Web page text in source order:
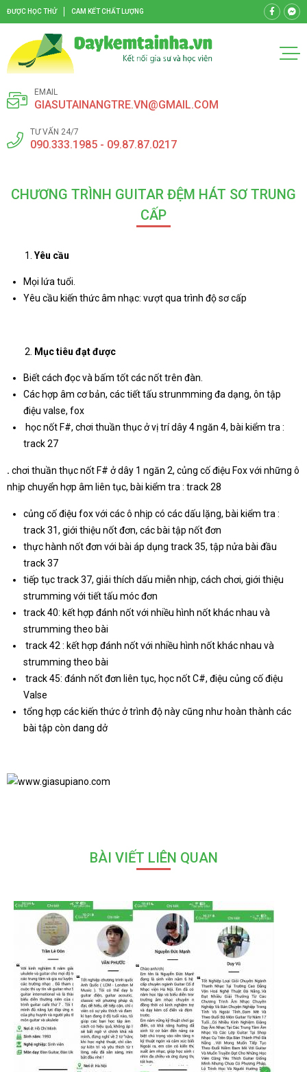
ĐƯỢC HỌC THỬ CAM KẾT CHẤT LƯỢNG
EMAIL
GIASUTAINANGTRE.VN@GMAIL.COM
TƯ VẤN 24/7
090.333.1985 - 09.87.87.0217
CHƯƠNG TRÌNH GUITAR ĐỆM HÁT SƠ TRUNG
CẤP
Yêu cầu
Mọi lứa tuổi.
Yêu cầu kiến thức âm nhạc: vượt qua trình độ sơ cấp
Mục tiêu đạt được
Biết cách đọc và bấm tốt các nốt trên đàn.
Các hợp âm cơ bản, các tiết tấu strunmming đa dạng, ôn tập
điệu valse, fox
học nốt F#, chơi thuần thục ở vị trí dây 4 ngăn 4, bài kiểm tra :
track 27
. chơi thuần thục nốt F# ở dây 1 ngăn 2, củng cố điệu Fox với những ô
nhịp chuyển hợp âm liên tục, bài kiểm tra : track 28
củng cố điệu fox với các ô nhịp có các dấu lặng, bài kiểm tra :
track 31, giới thiệu nốt đơn, các bài tập nốt đơn
thực hành nốt đơn với bài áp dụng track 35, tập nửa bài đầu
track 37
tiếp tục track 37, giải thích dấu miễn nhịp, cách chơi, giới thiệu
strumming với tiết tấu móc đơn
track 40: kết hợp đánh nốt với nhiều hình nốt khác nhau và
strumming theo bài
track 42 : kết hợp đánh nốt với nhiều hình nốt khác nhau và
strumming theo bài
track 45: đánh nốt đơn liên tục, học nốt C#, điệu củng cố điệu
Valse
tổng hợp các kiến thức ở trình độ này cũng như hoàn thành các
bài tập còn dang dở
BÀI VIẾT LIÊN QUAN